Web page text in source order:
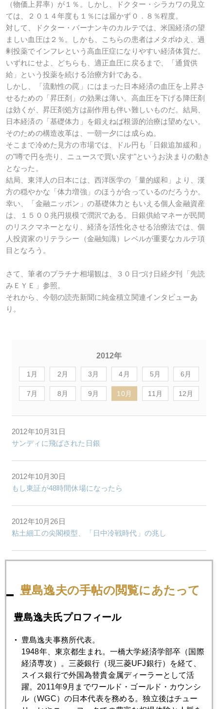
（物価上昇率）が１％。しかし、ドクター・シラカワの見立
ては、２０１４年度も１％には届かず０．８％程度。
対して、ドクター・バーナンキのカルテでは、米国経済の望
ましい血圧は２％。しかも、こちらの患者はメタボゆえ、過
剰投薬でインフレという高血圧症になりやすい経済体質だ。
いずれにせよ、どちらも、適正血圧に戻るまで、「通貨供
給」という投薬を続ける治療方針である。
しかし、「流動性の罠」にはまった日本経済の血圧を上昇さ
せるための「昇圧剤」の効果は薄い。高血圧を下げる降圧剤
は効くが、昇圧剤処方は副作用も伴い難しいものだ。結局、
日本経済の「基礎体力」を鍛えねば根源的治療は望めない。
そのための構造改革は、一朝一夕には成らぬ。
そこまで冷めた見方の市場では、ドル円も「日銀追加緩和」
の"噂で円を売り、ニュースで買い戻す"というお決まりの動き
となった。
結局、東洋人の日本には、西洋医学の「量的緩和」より、漢
方の穏やかな「体力増強」のほうが合っているのだろうか。
幸い、「金融ニッポン」の基礎体力ともいえる個人金融資産
は、１５００兆円規模で潤沢である。日銀供給マネーが民間
のリスクマネーとなり、経済を活性化させる治療法では、個
人投資家のリテラシー（金融知識）レベルが重要なカルテ項
目となろう。
さて、筆者のプラチナ相場観は、３０日づけ日経夕刊「先読
みＥＹＥ」参照。
それから、今朝の読売新聞に純金積立関連インタビューあ
り。
2012年
1月 2月 3月 4月 5月 6月
7月 8月 9月 10月 11月 12月
2012年10月31日
サンディに飛ばされた日銀
2012年10月30日
もし東証が48時間休場になったら
2012年10月26日
粘土細工の尖閣模型、「日中冷戦時代」の兆し
2012年10月24日
金下落続く
2012年10月23日
4インチ画面上の「仁義なき戦い」
2012年10月22日
豊島逸夫の手帖の閲覧にあたって
豊島逸夫氏プロフィール
豊島逸夫事務所代表。
1948年、東京都生まれ。一橋大学経済学部卒（国際
経済専攻）。三菱銀行（現三菱UFJ銀行）を経て、
スイス銀行で外国為替貴金属ディーラーとして活
躍。2011年9月までワールド・ゴールド・カウンシ
ル（WGC）の日本代表を務める。独立後はチュー